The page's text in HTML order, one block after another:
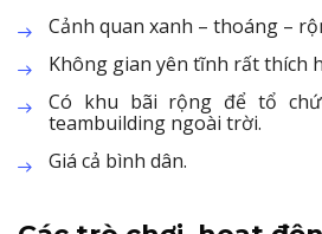
Cảnh quan xanh – thoáng –
Không gian yên tĩnh rất thích
Có khu bãi rộng để tổ
teambuilding ngoài trời.
Giá cả bình dân.